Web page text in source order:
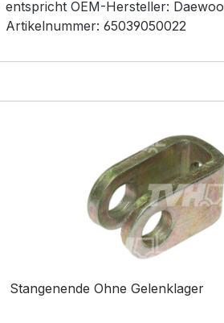
entspricht OEM-Hersteller: Daewoo
Artikelnummer: 65039050022
Stangenende Ohne Gelenklager